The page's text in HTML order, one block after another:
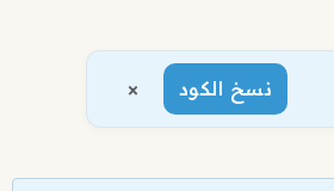
نسخ الكود ×